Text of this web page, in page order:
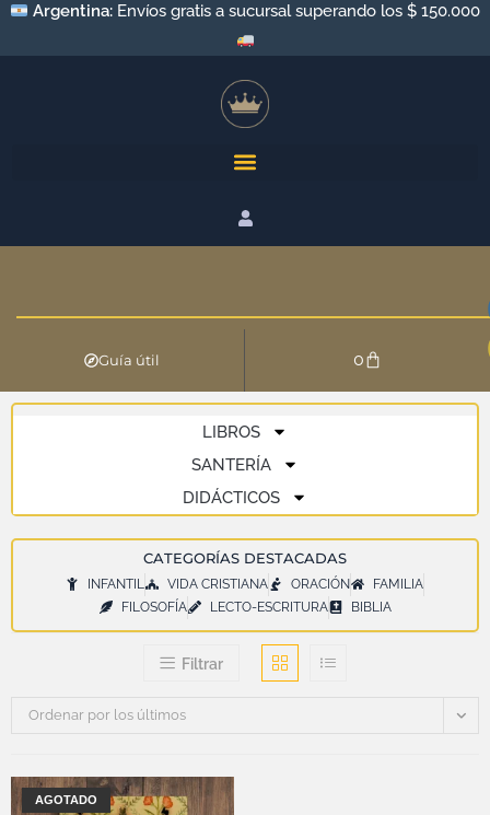
Argentina: Envíos gratis a sucursal superando los $ 150.000
Guía útil 0
LIBROS
SANTERÍA
DIDÁCTICOS
CATEGORÍAS DESTACADAS
INFANTIL VIDA CRISTIANA ORACIÓN
FAMILIA
FILOSOFÍA
LECTO-ESCRITURA BIBLIA
Filtrar
Ordenar por los últimos
AGOTADO